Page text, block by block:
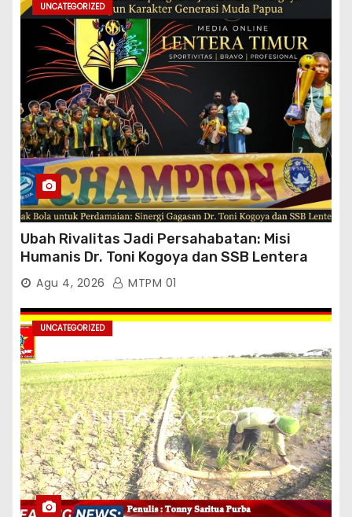
UNCATEGORIZED
Ubah Rivalitas Jadi Persahabatan: Misi
Humanis Dr. Toni Kogoya dan SSB Lentera
TimurAgu 4, 2026 MTPM 01
UNCATEGORIZED